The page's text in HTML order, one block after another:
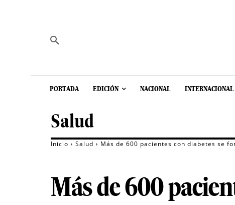
PORTADA EDICIÓN NACIONAL INTERNACIONAL
Salud
Inicio Salud Más de 600 pacientes con diabetes se
Más de 600